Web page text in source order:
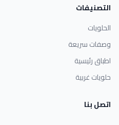
التصنيفات
الحلويات
وصفات سريعة
اطباق رئيسية
حلويات غربية
اتصل بنا